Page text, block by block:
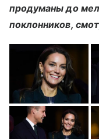
продуманы до
поклонников,